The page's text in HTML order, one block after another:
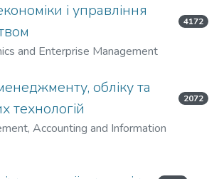
і управління
4172
and Enterprise Management
обліку та
технологій
2072
Accounting and Information